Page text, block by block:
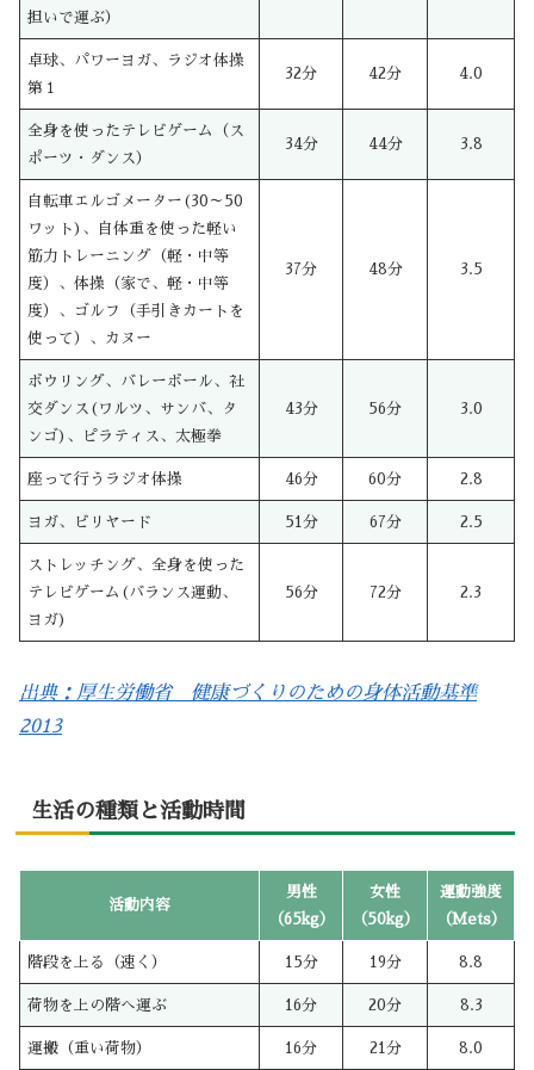
担いで運ぶ）
卓球、パワーヨガ、ラジオ体操
第１
32分 42分 4.0
全身を使ったテレビゲーム（ス
ポーツ・ダンス）
34分 44分 3.8
自転車エルゴメーター(30～50
ワット)、自体重を使った軽い
筋力トレーニング（軽・中等
度）、体操（家で、軽・中等
度）、ゴルフ（手引きカートを
使って）、カヌー
37分 48分 3.5
ボウリング、バレーボール、社
交ダンス(ワルツ、サンバ、タ
ンゴ)、ピラティス、太極拳
43分 56分 3.0
座って行うラジオ体操 46分 60分 2.8
ヨガ、ビリヤード 51分 67分 2.5
ストレッチング、全身を使った
テレビゲーム(バランス運動、
ヨガ)
56分 72分 2.3
出典：厚生労働省 健康づくりのための身体活動基準
2013
生活の種類と活動時間
活動内容
男性
（65kg）
女性
（50kg）
運動強度
（Mets）
階段を上る（速く） 15分 19分 8.8
荷物を上の階へ運ぶ 16分 20分 8.3
運搬（重い荷物） 16分 21分 8.0